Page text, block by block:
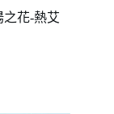
之花-熱艾